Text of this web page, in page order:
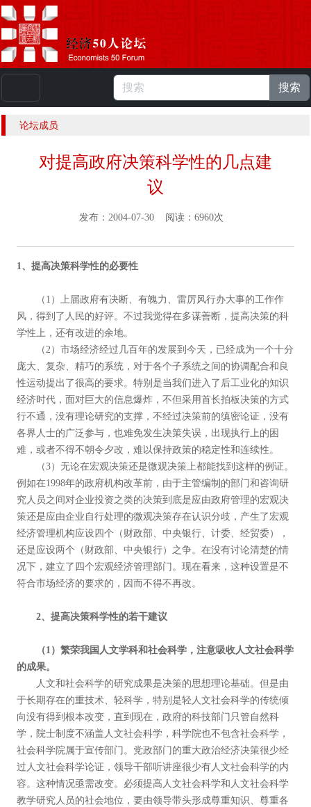
人 |English
搜索
论坛成员
对提高政府决策科学性的几点建
议
发布：2004-07-30 阅读：6960次
1、提高决策科学性的必要性
（1）上届政府有决断、有魄力、雷厉风行办大事的工作作
风，得到了人民的好评。不过我觉得在多谋善断，提高决策的科
学性上，还有改进的余地。
（2）市场经济经过几百年的发展到今天，已经成为一个十分
庞大、复杂、精巧的系统，对于各个子系统之间的协调配合和良
性运动提出了很高的要求。特别是当我们进入了后工业化的知识
经济时代，面对巨大的信息爆炸，不但采用首长拍板决策的方式
行不通，没有理论研究的支撑，不经过决策前的缜密论证，没有
各界人士的广泛参与，也难免发生决策失误，出现执行上的困
难，或者不得不朝令夕改，难以保持政策的稳定性和连续性。
（3）无论在宏观决策还是微观决策上都能找到这样的例证。
例如在1998年的政府机构改革前，由于主管编制的部门和咨询研
究人员之间对企业投资之类的决策到底是应由政府管理的宏观决
策还是应由企业自行处理的微观决策存在认识分歧，产生了宏观
经济管理机构应设四个（财政部、中央银行、计委、经贸委），
还是应设两个（财政部、中央银行）之争。在没有讨论清楚的情
况下，建立了四个宏观经济管理部门。现在看来，这种设置是不
符合市场经济的要求的，因而不得不再改。
2、提高决策科学性的若干建议
（1）繁荣我国人文学科和社会科学，注意吸收人文社会科学
的成果。
人文和社会科学的研究成果是决策的思想理论基础。但是由
于长期存在的重技术、轻科学，特别是轻人文社会科学的传统倾
向没有得到根本改变，直到现在，政府的科技部门只管自然科
学，院士制度不涵盖人文社会科学，科学院也不包含社会科学，
社会科学院属于宣传部门。党政部门的重大政治经济决策很少经
过人文社会科学论证，领导干部听讲座很少有人文社会科学的内
容。这种情况亟需改变。必须提高人文社会科学和人文社会科学
教学研究人员的社会地位，要由领导带头形成尊重知识、尊重各